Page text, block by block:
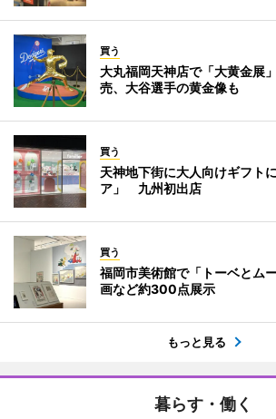
買う
大丸福岡天神店で「大黄金展
売、大谷選手の黄金像も
買う
天神地下街に大人向けギフト
ア」 九州初出店
買う
福岡市美術館で「トーベとム
画など約300点展示
もっと見る
暮らす・働く